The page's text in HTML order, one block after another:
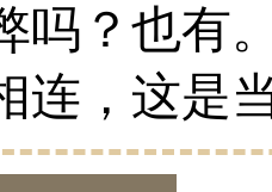
吗？也有
连，这是
尤其是新